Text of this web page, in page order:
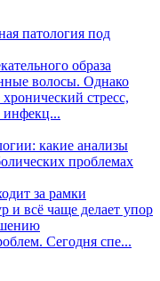
патология под
образа
волосы. Однако
стресс,
инфекц...
какие анализы
проблемах
за рамки
и всё чаще делает упор
Сегодня спе...